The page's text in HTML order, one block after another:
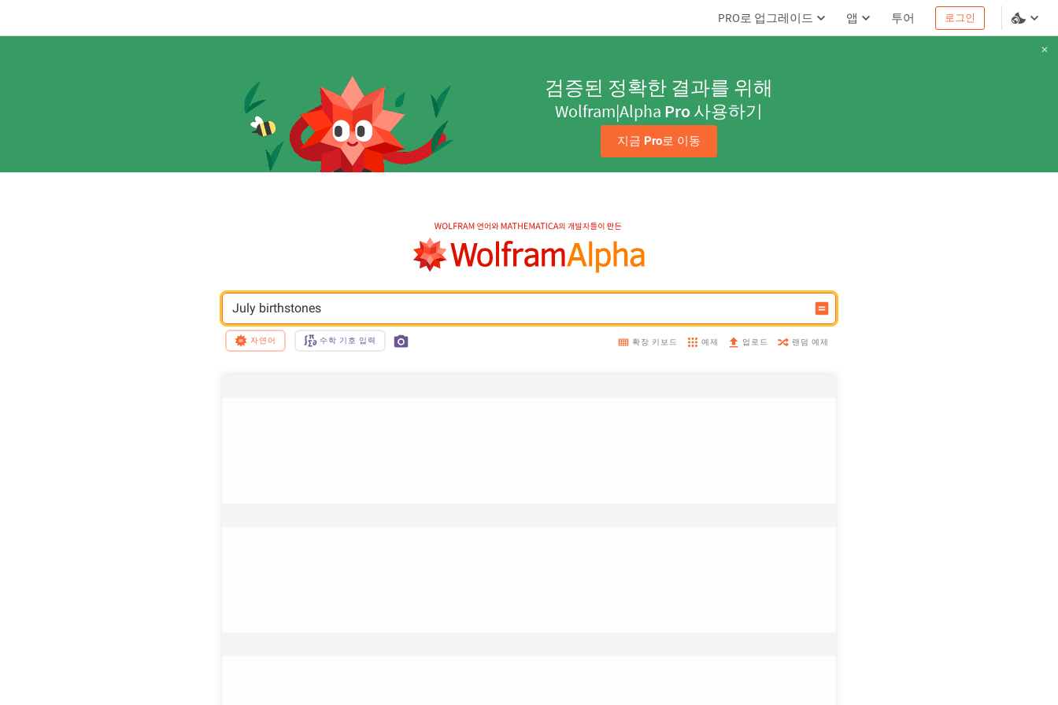
PRO로 업그레이드 앱 투어 로그인
검증된 정확한 결과를 위해
Wolfram|Alpha Pro사용하기
지금 Pro로 이동
July birthstones
자연어 수학 기호 입력 확장 키보드 예제 업로드 랜덤 예제